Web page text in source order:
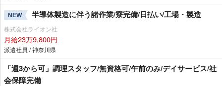
NEW 半導体製造に伴う諸作業/寮完備/日払い/工場・製造
株式会社ライオン社
月給23万9,800円
派遣社員 / 神奈川県
「週3から可」調理スタッフ/無資格可/午前のみ/デイサービス/社
会保障完備